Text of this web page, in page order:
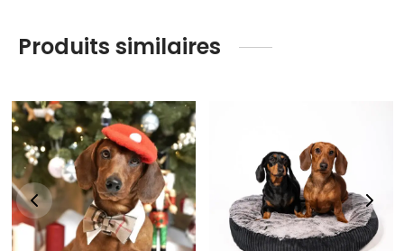
Produits similaires